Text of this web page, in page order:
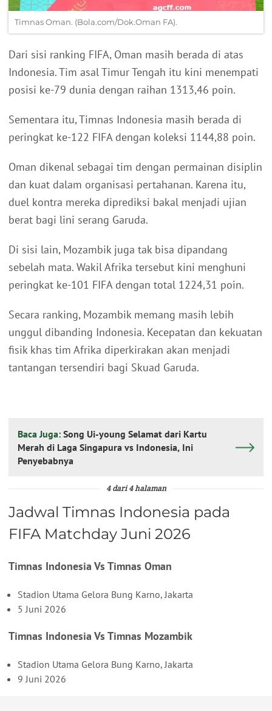
Timnas Oman. (Bola.com/Dok.Oman FA).
Dari sisi ranking FIFA, Oman masih berada di atas
Indonesia. Tim asal Timur Tengah itu kini menempati
posisi ke-79 dunia dengan raihan 1313,46 poin.
Sementara itu, Timnas Indonesia masih berada di
peringkat ke-122 FIFA dengan koleksi 1144,88 poin.
Oman dikenal sebagai tim dengan permainan disiplin
dan kuat dalam organisasi pertahanan. Karena itu,
duel kontra mereka diprediksi bakal menjadi ujian
berat bagi lini serang Garuda.
Di sisi lain, Mozambik juga tak bisa dipandang
sebelah mata. Wakil Afrika tersebut kini menghuni
peringkat ke-101 FIFA dengan total 1224,31 poin.
Secara ranking, Mozambik memang masih lebih
unggul dibanding Indonesia. Kecepatan dan kekuatan
fisik khas tim Afrika diperkirakan akan menjadi
tantangan tersendiri bagi Skuad Garuda.
Baca Juga: Song Ui-young Selamat dari Kartu
Merah di Laga Singapura vs Indonesia, Ini
Penyebabnya
4 dari 4 halaman
Jadwal Timnas Indonesia pada
FIFA Matchday Juni 2026
Timnas Indonesia Vs Timnas Oman
Stadion Utama Gelora Bung Karno, Jakarta
5 Juni 2026
Timnas Indonesia Vs Timnas Mozambik
Stadion Utama Gelora Bung Karno, Jakarta
9 Juni 2026